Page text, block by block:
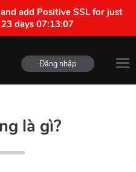
add Positive SSL for just
23 days 07:13:06
Đăng nhập
là gì?